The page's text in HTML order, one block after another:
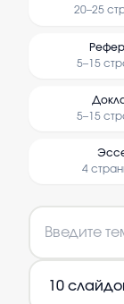
20–25
5–15
5–15
4